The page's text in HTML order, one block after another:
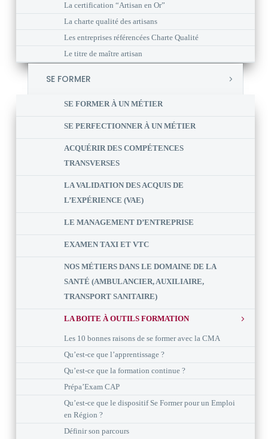
La certification “Artisan en Or”
La charte qualité des artisans
Les entreprises référencées Charte Qualité
Le titre de maître artisan
SE FORMER
SE FORMER À UN MÉTIER
SE PERFECTIONNER À UN MÉTIER
ACQUÉRIR DES COMPÉTENCES
TRANSVERSES
LA VALIDATION DES ACQUIS DE
L’EXPÉRIENCE (VAE)
LE MANAGEMENT D’ENTREPRISE
EXAMEN TAXI ET VTC
NOS MÉTIERS DANS LE DOMAINE DE LA
SANTÉ (AMBULANCIER, AUXILIAIRE,
TRANSPORT SANITAIRE)
LA BOITE À OUTILS FORMATION
Les 10 bonnes raisons de se former avec la CMA
Qu’est-ce que l’apprentissage ?
Qu’est-ce que la formation continue ?
Prépa’Exam CAP
Qu’est-ce que le dispositif Se Former pour un Emploi
en Région ?
Définir son parcours